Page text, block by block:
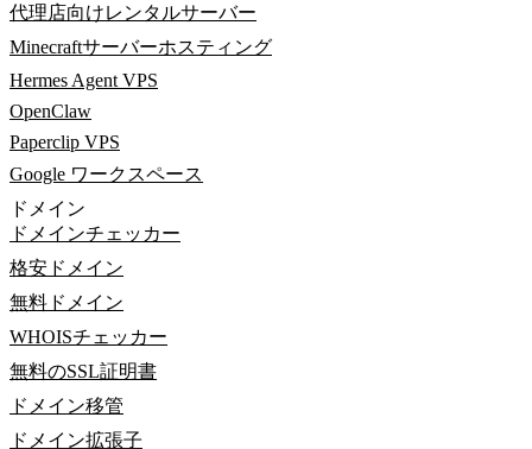
代理店向けレンタルサーバー
Minecraftサーバーホスティング
Hermes Agent VPS
OpenClaw
Paperclip VPS
Google ワークスペース
ドメイン
ドメインチェッカー
格安ドメイン
無料ドメイン
WHOISチェッカー
無料のSSL証明書
ドメイン移管
ドメイン拡張子